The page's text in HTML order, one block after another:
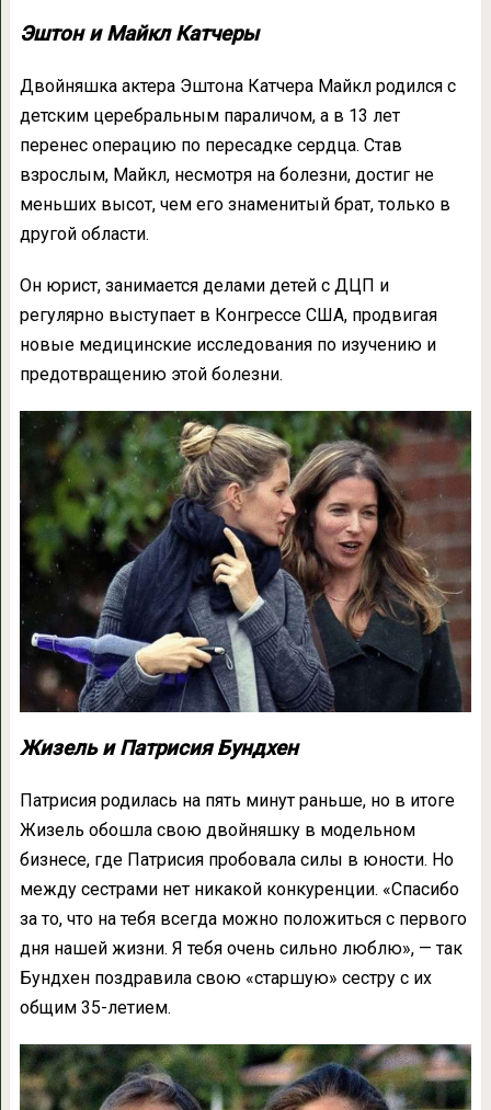
Эштон и Майкл Катчеры
Двойняшка актера Эштона Катчера Майкл родился с
детским церебральным параличом, а в 13 лет
перенес операцию по пересадке сердца. Став
взрослым, Майкл, несмотря на болезни, достиг не
меньших высот, чем его знаменитый брат, только в
другой области.
Он юрист, занимается делами детей с ДЦП и
регулярно выступает в Конгрессе США, продвигая
новые медицинские исследования по изучению и
предотвращению этой болезни.
Жизель и Патрисия Бундхен
Патрисия родилась на пять минут раньше, но в итоге
Жизель обошла свою двойняшку в модельном
бизнесе, где Патрисия пробовала силы в юности. Но
между сестрами нет никакой конкуренции. «Спасибо
за то, что на тебя всегда можно положиться с первого
дня нашей жизни. Я тебя очень сильно люблю», — так
Бундхен поздравила свою «старшую» сестру с их
общим 35-летием.